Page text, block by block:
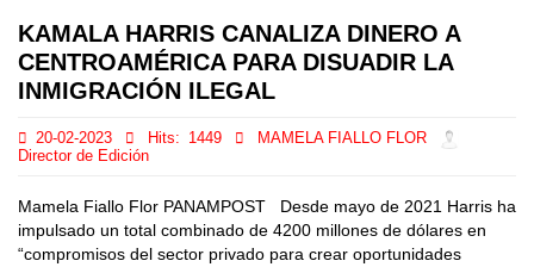
KAMALA HARRIS CANALIZA DINERO A
CENTROAMÉRICA PARA DISUADIR LA
INMIGRACIÓN ILEGAL
20-02-2023 Hits: 1449
MAMELA FIALLO FLOR
Director de Edición
Mamela Fiallo Flor PANAMPOST Desde mayo de 2021 Harris ha
impulsado un total combinado de 4200 millones de dólares en
“compromisos del sector privado para crear oportunidades